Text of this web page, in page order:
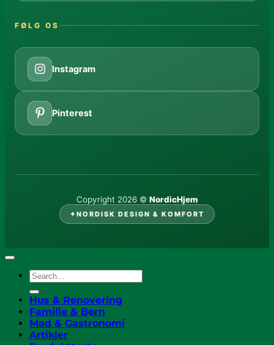
FØLG OS
Instagram
Pinterest
Copyright 2026 © NordicHjem
✦NORDISK DESIGN & KOMFORT
Hus & Renovering
Familie & Børn
Mad & Gastronomi
Artikler